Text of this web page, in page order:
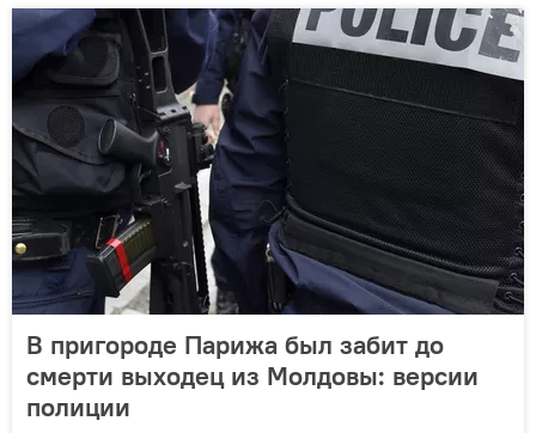
В пригороде Парижа был забит до
смерти выходец из Молдовы: версии
полиции